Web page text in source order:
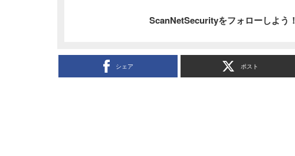
ScanNetSecurityをフォローしよう！
シェア ポスト